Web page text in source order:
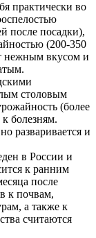
практически во
после посадки),
(200-350
нежным вкусом и
столовым
(более
болезням.
разваривается и
в России и
к ранним
после
к почвам,
а также к
считаются